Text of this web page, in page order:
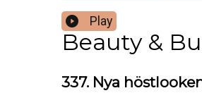
Play
Beauty &
337. Nya